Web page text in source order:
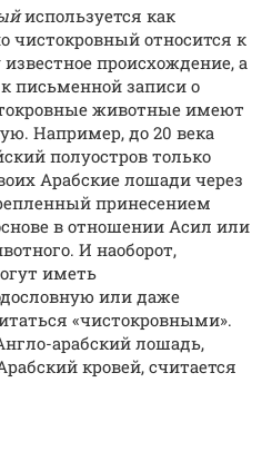
используется как
чистокровный относится к
происхождение, а
письменной записи о
животные имеют
Например, до 20 века
полуостров только
Арабские лошади через
принесением
в отношении Асил или
И наоборот,
иметь
или даже
«чистокровными».
арабский лошадь,
кровей, считается